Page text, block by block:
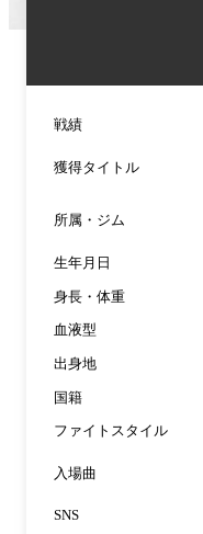
戦績
獲得タイトル
所属・ジム
生年月日
身長・体重
血液型
出身地
国籍
ファイトスタイル
入場曲
SNS